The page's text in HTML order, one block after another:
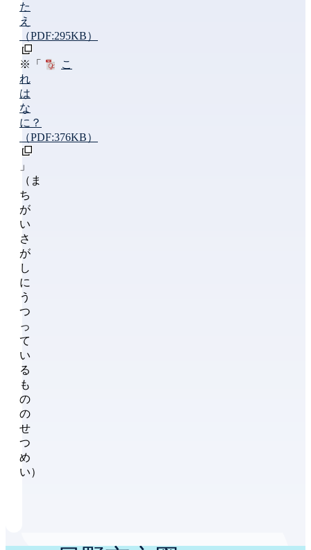
た
え
（PDF:295KB）
※「
こ
れ
は
な
に？
（PDF:376KB）
」
（ま
ち
が
い
さ
が
し
に
う
つ
っ
て
い
る
も
の
の
せ
つ
め
い）